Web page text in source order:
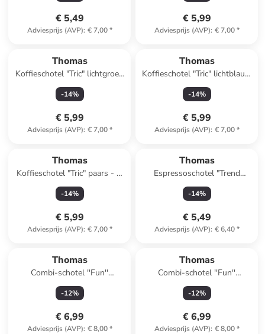
€ 5,49
Adviesprijs (AVP): € 7,00*
€ 5,99
Adviesprijs (AVP): € 7,00*
Thomas
Koffieschotel "Tric" lichtgroen
- Ø 15 cm
-14%
€ 5,99
Adviesprijs (AVP): € 7,00*
Thomas
Koffieschotel "Tric" lichtblauw
- Ø 15 cm
-14%
€ 5,99
Adviesprijs (AVP): € 7,00*
Thomas
Koffieschotel "Tric" paars - Ø
15 cm
-14%
€ 5,99
Adviesprijs (AVP): € 7,00*
Thomas
Espressoschotel "Trend
Colour" turquoise - Ø 11,3 cm
-14%
€ 5,49
Adviesprijs (AVP): € 6,40*
Thomas
Combi-schotel ''Fun''
lichtgrijs/groen - Ø 14,8 cm
-12%
€ 6,99
Adviesprijs (AVP): € 8,00*
Thomas
Combi-schotel ''Fun''
groen/wit - Ø 14,8 cm
-12%
€ 6,99
Adviesprijs (AVP): € 8,00*